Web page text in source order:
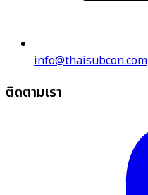
info@thaisubcon.com
ติดตามเรา